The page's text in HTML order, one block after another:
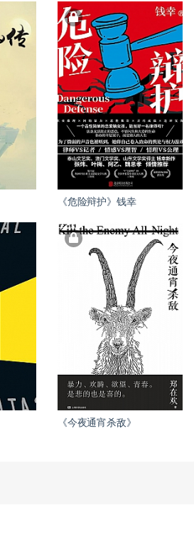
《危险辩护》钱幸
《今夜通宵杀敌》